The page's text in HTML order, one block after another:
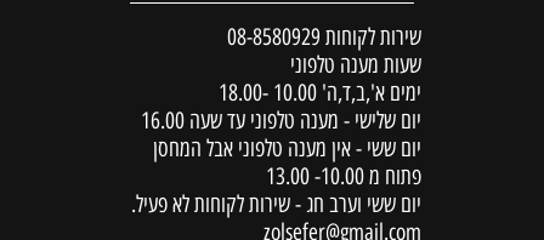
שירות לקוחות 08-8580929
שעות מענה טלפוני
ימים א',ב,ד,ה' 10.00 -18.00
יום שלישי - מענה טלפוני עד שעה 16.00
יום ששי - אין מענה טלפוני אבל המחסן
פתוח מ 10.00- 13.00
יום ששי וערב חג - שירות לקוחות לא פעיל.
zolsefer@gmail.com